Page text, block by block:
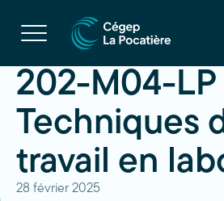
Ouvrir
la
navigation
site
202-M04-LP
Techniques
travail en
28 février 2025